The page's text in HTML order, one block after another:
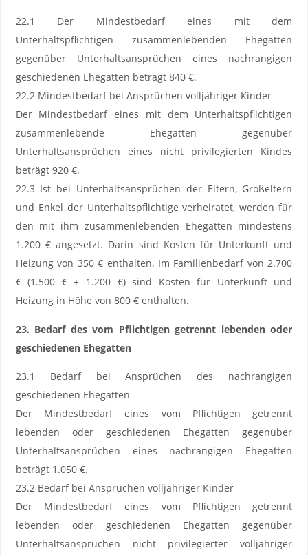
22.1 Der Mindestbedarf eines mit dem
Unterhaltspflichtigen zusammenlebenden Ehegatten
gegenüber Unterhaltsansprüchen eines nachrangigen
geschiedenen Ehegatten beträgt 840 €.
22.2 Mindestbedarf bei Ansprüchen volljähriger Kinder
Der Mindestbedarf eines mit dem Unterhaltspflichtigen
zusammenlebende Ehegatten gegenüber
Unterhaltsansprüchen eines nicht privilegierten Kindes
beträgt 920 €.
22.3 Ist bei Unterhaltsansprüchen der Eltern, Großeltern
und Enkel der Unterhaltspflichtige verheiratet, werden für
den mit ihm zusammenlebenden Ehegatten mindestens
1.200 € angesetzt. Darin sind Kosten für Unterkunft und
Heizung von 350 € enthalten. Im Familienbedarf von 2.700
€ (1.500 € + 1.200 €) sind Kosten für Unterkunft und
Heizung in Höhe von 800 € enthalten.
23. Bedarf des vom Pflichtigen getrennt lebenden oder
geschiedenen Ehegatten
23.1 Bedarf bei Ansprüchen des nachrangigen
geschiedenen Ehegatten
Der Mindestbedarf eines vom Pflichtigen getrennt
lebenden oder geschiedenen Ehegatten gegenüber
Unterhaltsansprüchen eines nachrangigen Ehegatten
beträgt 1.050 €.
23.2 Bedarf bei Ansprüchen volljähriger Kinder
Der Mindestbedarf eines vom Pflichtigen getrennt
lebenden oder geschiedenen Ehegatten gegenüber
Unterhaltsansprüchen nicht privilegierter volljähriger